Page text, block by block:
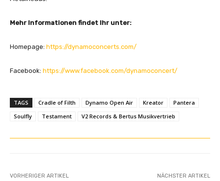
Mehr Informationen findet Ihr unter:
Homepage: https://dynamoconcerts.com/
Facebook: https://www.facebook.com/dynamoconcert/
TAGS Cradle of Filth Dynamo Open Air Kreator
Pantera
Soulfly
Testament V2 Records & Bertus Musikvertrieb
VORHERIGER ARTIKEL NÄCHSTER ARTIKEL